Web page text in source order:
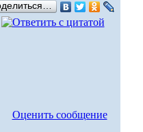
Оценить сообщение